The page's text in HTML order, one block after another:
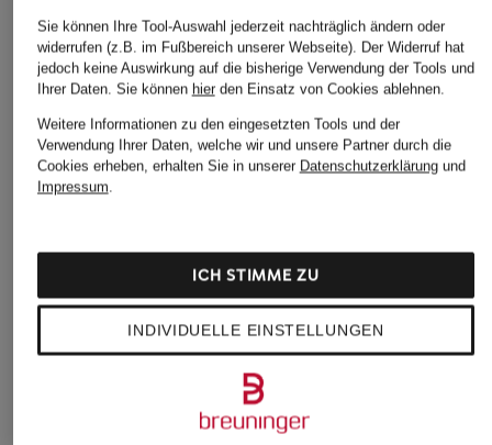
ULLA JOHNSON
Rock NESSA
CHF 269
Ursprünglich:CHF 469
RIANI
Bouclé-Rock mit
Glitzergarn
CHF 239
MARC AUREL
Rock
CHF 80
Ursprünglich:CHF 159
Sie können Ihre Tool-Auswahl jederzeit nachträglich ändern oder
widerrufen (z.B. im Fußbereich unserer Webseite). Der Widerruf hat
jedoch keine Auswirkung auf die bisherige Verwendung der Tools und
Ihrer Daten. Sie können hierden Einsatz von Cookies ablehnen.
Weitere Informationen zu den eingesetzten Tools und der
Verwendung Ihrer Daten, welche wir und unsere Partner durch die
Cookies erheben, erhalten Sie in unserer Datenschutzerklärungund
Impressum.
INDIVIDUELLE EINSTELLUNGEN
ICH STIMME ZU